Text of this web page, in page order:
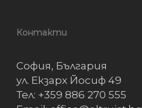
Контакти
София, България
ул. Екзарх Йосиф 49
Тел: +359 886 270 555